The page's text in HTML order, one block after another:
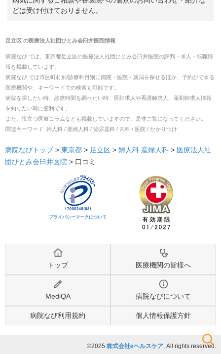
検索
どは受け付けておりません。
足立区の医療法人社団ひとみ会臼井医院情報
病院なび では、 東京都足立区の医療法人社団ひとみ会臼井医院の評判・求人・転職情
報を掲載しています。
病院なび では市区町村別/診療科目別に病院・医院・薬局を探せるほか、予約ができる
医療機関や、キーワードでの検索も可能です。
病院を探したい時、診療時間を調べたい時、医師求人や看護師求人、薬剤師求人情報
を知りたい時に便利です。
また、役立つ医療コラムなども掲載していますので、是非ご覧になってください。
関連キーワード: 婦人科 / 産婦人科 / 泌尿器科 / 内科 / 医院 / かかりつけ
病院なびトップ > 東京都 > 足立区 > 婦人科 産婦人科 > 医療法人社
団ひとみ会臼井医院 > 口コミ
プライバシーマークについて
トップ 医療機関の皆様へ
MediQA 病院なびについて
病院なび利用規約 個人情報保護方針
©2025 株式会社eヘルスケア, All rights reserved.